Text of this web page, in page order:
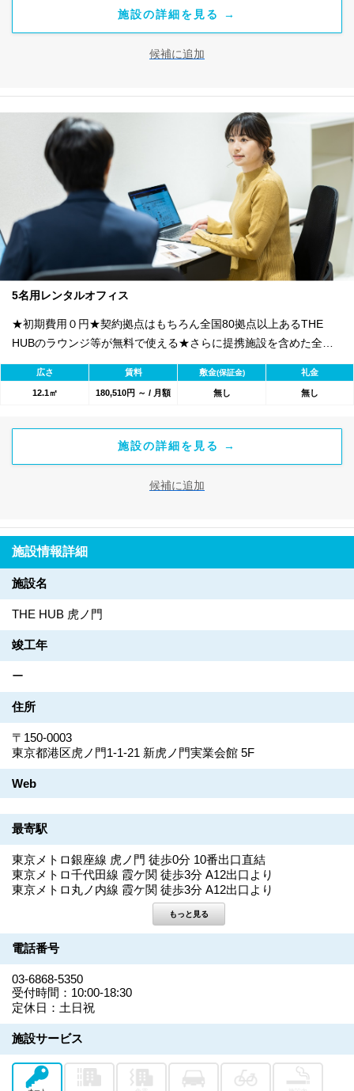
施設の詳細を見る →
候補に追加
5名用レンタルオフィス
★初期費用０円★契約拠点はもちろん全国80拠点以上あるTHE
HUBのラウンジ等が無料で使える★さらに提携施設を含めた全
1800のワークスペースが利用可能★
広さ 賃料 敷金(保証金) 礼金
12.1㎡ 180,510円 ～ / 月額 無し 無し
施設の詳細を見る →
候補に追加
施設情報詳細
施設名
THE HUB 虎ノ門
竣工年
ー
住所
〒150-0003
東京都港区虎ノ門1-1-21 新虎ノ門実業会館 5F
Web
最寄駅
東京メトロ銀座線 虎ノ門 徒歩0分 10番出口直結
東京メトロ千代田線 霞ケ関 徒歩3分 A12出口より
東京メトロ丸ノ内線 霞ケ関 徒歩3分 A12出口より
電話番号
03-6868-5350
受付時間：10:00-18:30
定休日：土日祝
施設サービス